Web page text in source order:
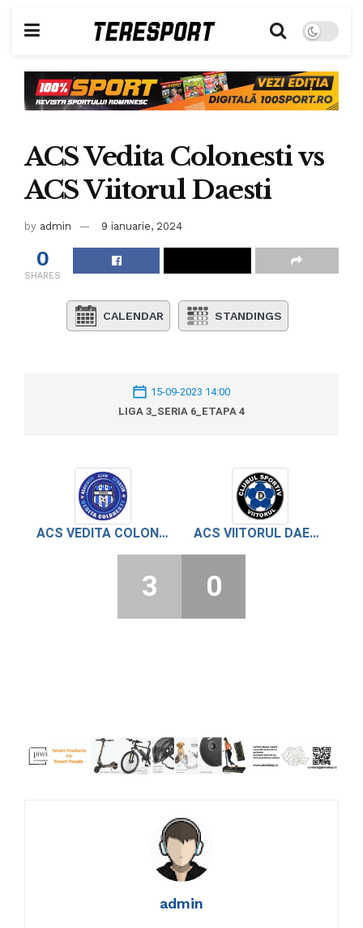
ACS Vedita Colonesti vs
ACS Viitorul Daesti
by admin 9 ianuarie, 2024
0
SHARES
CALENDAR STANDINGS
15-09-2023 14:00
LIGA 3_SERIA 6_ETAPA 4
ACS VEDITA COLONESTI ACS VIITORUL DAESTI
3 0
admin